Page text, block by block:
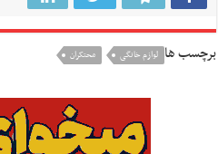
برچسب ها لوازم خانگی محتکران